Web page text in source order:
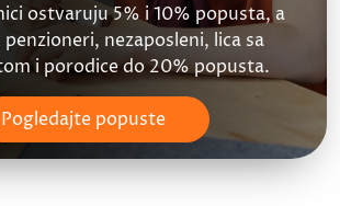
ostvaruju 5% i 10% popusta, a
nezaposleni, lica sa
i porodice do 20% popusta.
Pogledajte popuste